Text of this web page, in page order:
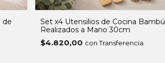
de
Set x4 Utensilios de Cocina Bambú
Realizados a Mano 30cm
$4.820,00 con Transferencia